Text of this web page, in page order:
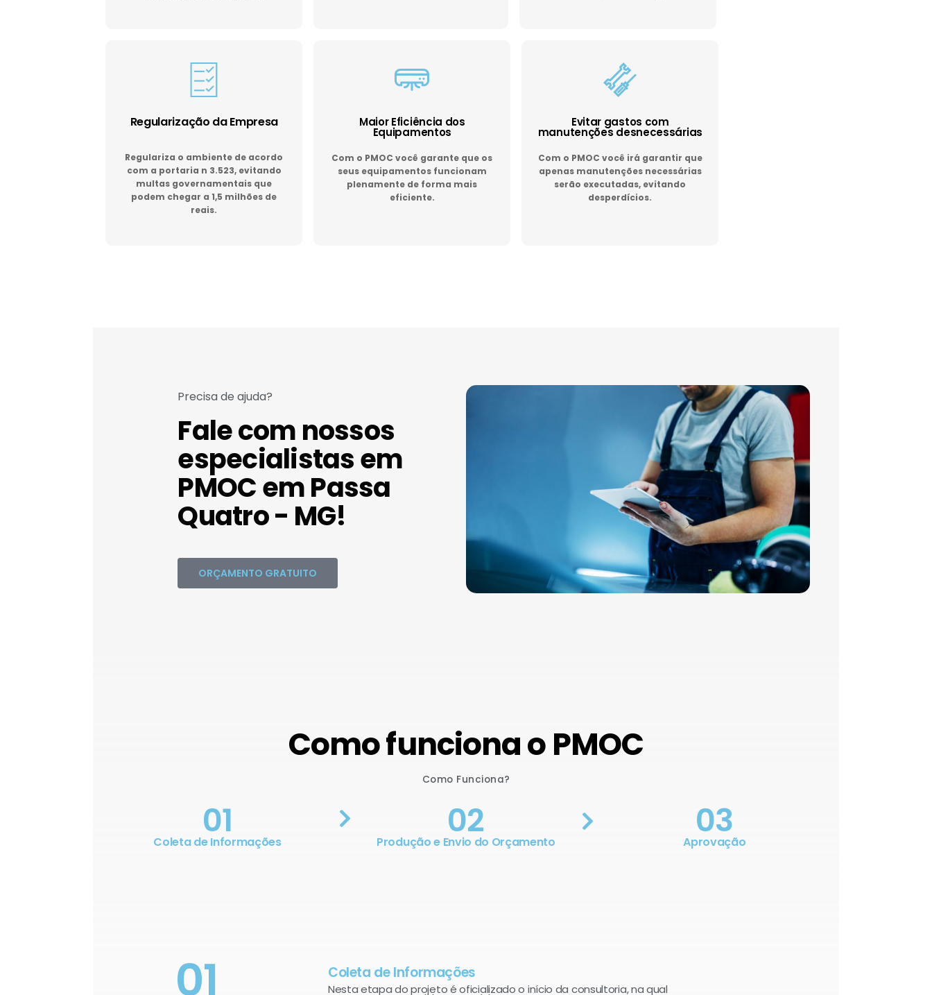
Regularização da Empresa
Regulariza o ambiente de acordo
com a portaria n 3.523, evitando
multas governamentais que
podem chegar a 1,5 milhões de
reais.
Maior Eficiência dos
Equipamentos
Com o PMOC você garante que os
seus equipamentos funcionam
plenamente de forma mais
eficiente.
Evitar gastos com
manutenções desnecessárias
Com o PMOC você irá garantir que
apenas manutenções necessárias
serão executadas, evitando
desperdícios.
Precisa de ajuda?
Fale com nossos
especialistas em
PMOC em Passa
Quatro - MG!
ORÇAMENTO GRATUITO
Como funciona o PMOC
Como Funciona?
01
Coleta de Informações 02
Produção e Envio do Orçamento 03
Aprovação
01 Coleta de Informações
Nesta etapa do projeto é oficializado o início da consultoria, na qual